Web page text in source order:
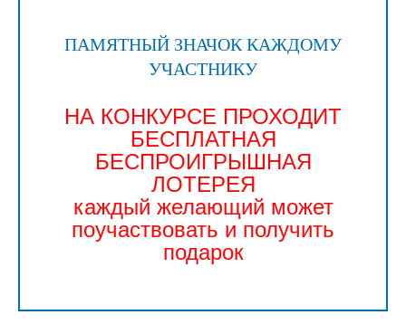
ПАМЯТНЫЙ ЗНАЧОК КАЖДОМУ
УЧАСТНИКУ
НА КОНКУРСЕ ПРОХОДИТ
БЕСПЛАТНАЯ
БЕСПРОИГРЫШНАЯ
ЛОТЕРЕЯ
каждый желающий может
поучаствовать и получить
подарок